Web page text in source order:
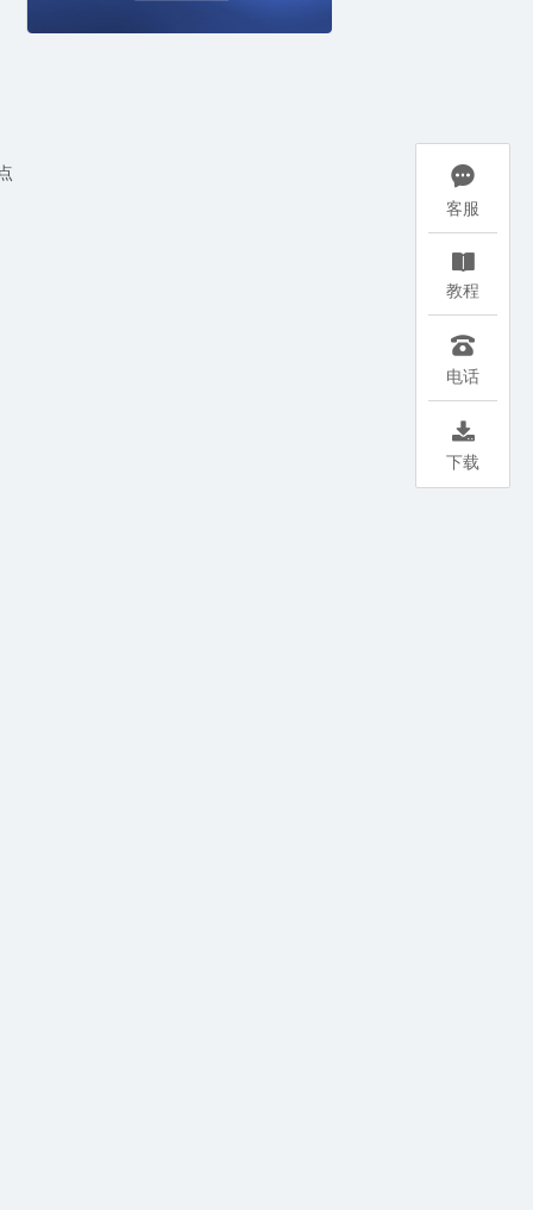

客服

教程

电话

下载